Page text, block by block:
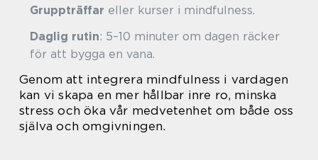
Gruppträffar eller kurser i mindfulness.
Daglig rutin: 5–10 minuter om dagen räcker
för att bygga en vana.
Genom att integrera mindfulness i vardagen
kan vi skapa en mer hållbar inre ro, minska
stress och öka vår medvetenhet om både oss
själva och omgivningen.